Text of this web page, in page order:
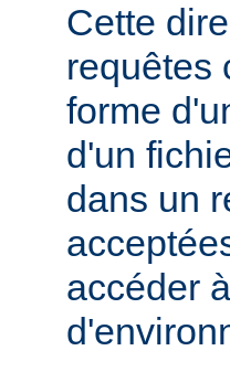
Cette
requêtes
forme
d'un
dans un
accéder